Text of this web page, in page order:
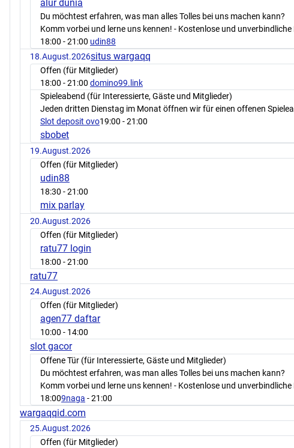
alur dunia
Du möchtest erfahren, was man alles Tolles bei uns machen kann?
Komm vorbei und lerne uns kennen! - Kostenlose und
18:00 - 21:00 udin88
18.August.2026situs wargaqq
Offen (für Mitglieder)
18:00 - 21:00 domino99.link
Spieleabend (für Interessierte, Gäste und Mitglieder)
Jeden dritten Dienstag im Monat öffnen wir für einen offenen
Slot deposit ovo19:00 - 21:00
sbobet
19.August.2026
Offen (für Mitglieder)
udin88
18:30 - 21:00
mix parlay
20.August.2026
Offen (für Mitglieder)
ratu77 login
18:00 - 21:00
ratu77
24.August.2026
Offen (für Mitglieder)
agen77 daftar
10:00 - 14:00
slot gacor
Offene Tür (für Interessierte, Gäste und Mitglieder)
Du möchtest erfahren, was man alles Tolles bei uns machen kann?
Komm vorbei und lerne uns kennen! - Kostenlose und
18:009naga - 21:00
wargaqqid.com
25.August.2026
Offen (für Mitglieder)